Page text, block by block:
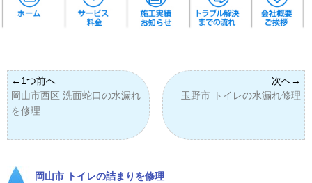
岡山市西区 洗面蛇口の水漏れ
を修理
玉野市 トイレの水漏れ修理
岡山市 トイレの詰まりを修理